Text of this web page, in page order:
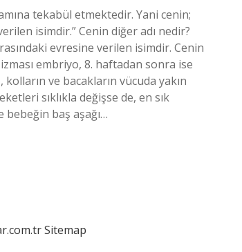
tekabül etmektedir. Yani cenin;
isimdir.” Cenin diğer adı nedir?
evresine verilen isimdir. Cenin
embriyo, 8. haftadan sonra ise
ve bacakların vücuda yakın
sıklıkla değişse de, en sık
baş aşağı…
Sitemap